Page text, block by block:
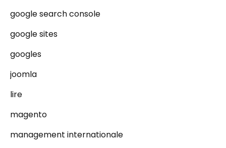
google search console
google sites
googles
joomla
lire
magento
management internationale